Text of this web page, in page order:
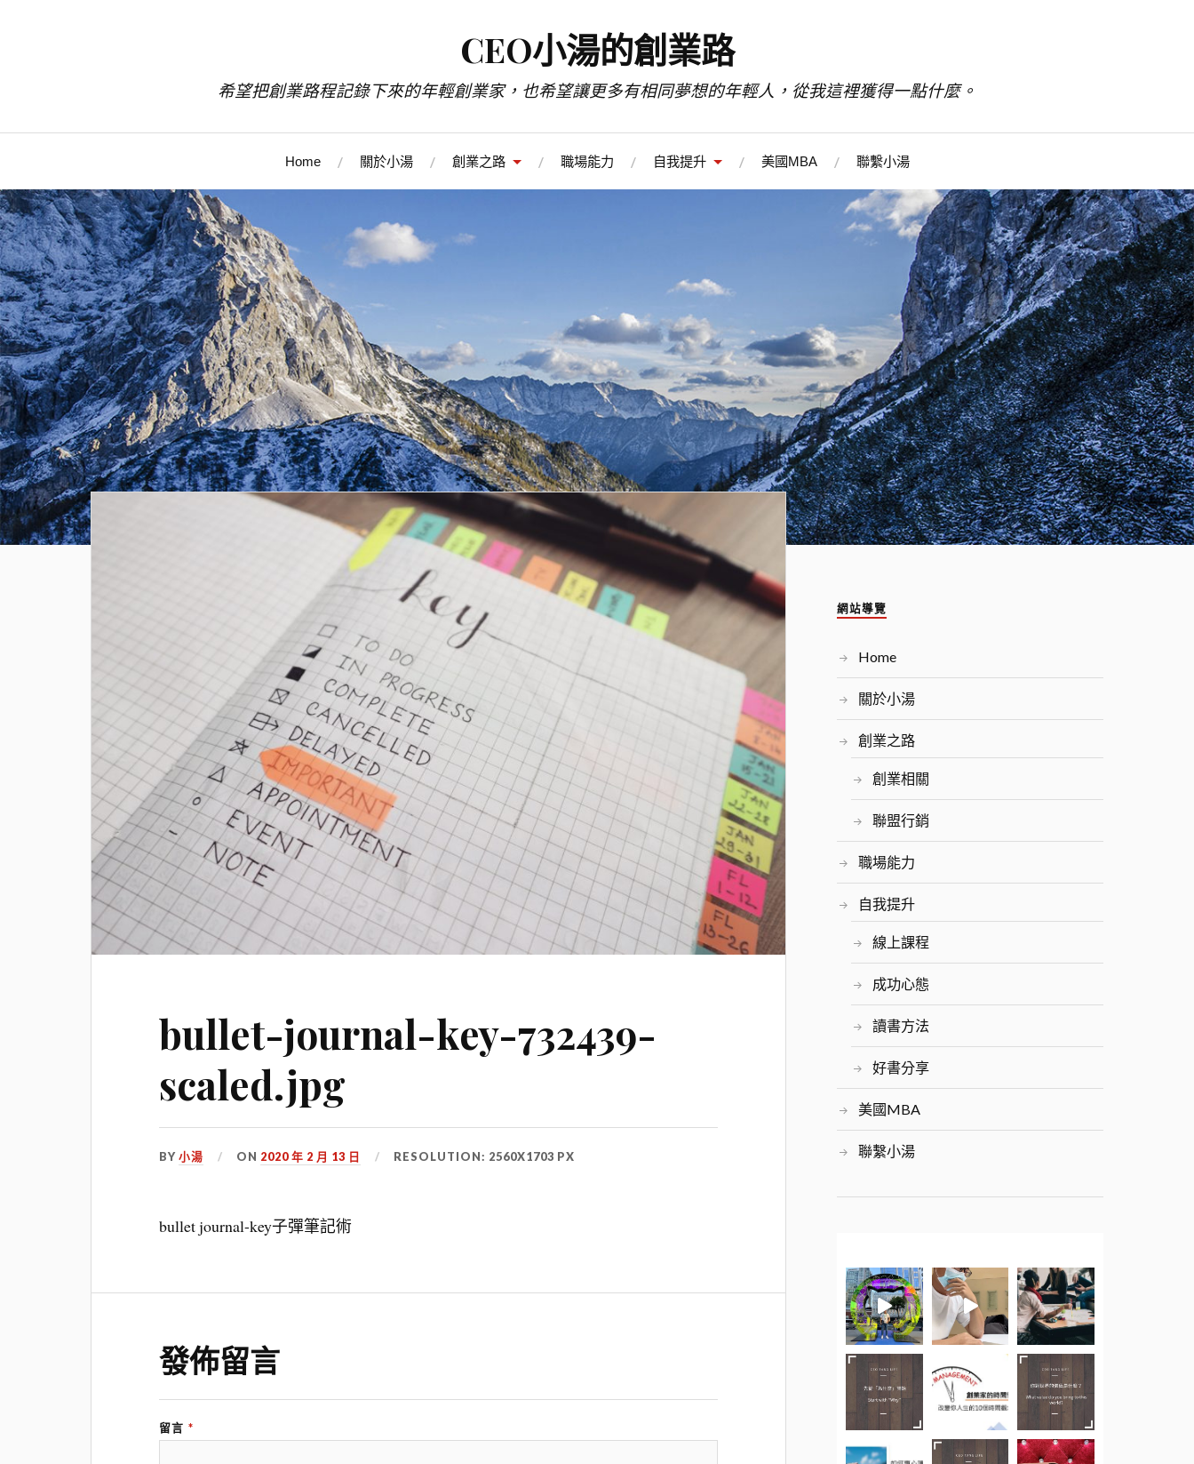
CEO小湯的創業路
希望把創業路程記錄下來的年輕創業家，也希望讓更多有相同夢想的年輕人，從我這裡獲得一點什麼。
Home 關於小湯 創業之路 職場能力 自我提升 美國MBA 聯繫小湯
bullet-journal-key-732439-
scaled.jpg
BY小湯 ON 2020 年 2 月 13 日 RESOLUTION: 2560X1703 PX
bullet journal-key子彈筆記術
發佈留言
留言 *
網站導覽
Home
關於小湯
創業之路
創業相關
聯盟行銷
職場能力
自我提升
線上課程
成功心態
讀書方法
好書分享
美國MBA
聯繫小湯